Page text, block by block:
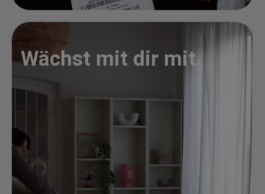
Wächst mit dir mit.